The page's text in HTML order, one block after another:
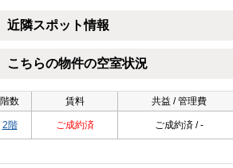
近隣スポット情報
こちらの物件の空室状況
階数 賃料 共益 / 管理費
2階 ご成約済 ご成約済 / -